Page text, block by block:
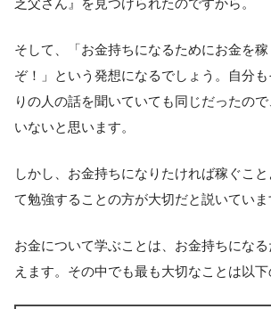
そして、「お金持ちになるためにお金を
ぞ！」という発想になるでしょう。自分
りの人の話を聞いていても同じだったの
いないと思います。
しかし、お金持ちになりたければ稼ぐこ
て勉強することの方が大切だと説いていま
お金について学ぶことは、お金持ちにな
えます。その中でも最も大切なことは以下